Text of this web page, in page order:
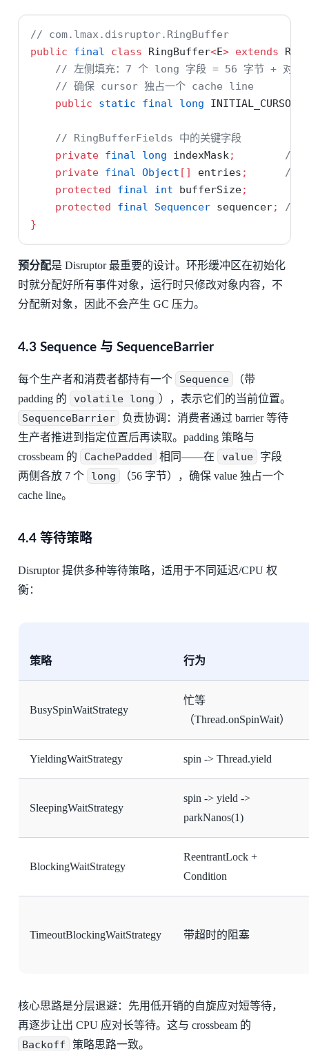
// com.lmax.disruptor.RingBuffer
public
final class RingBuffer<E> extends
// 左侧填充：7 个 long 字段 = 56 字节 + 对象
// 确保 cursor 独占一个 cache line
public
static final long
// RingBufferFields 中的关键字段
private final long indexMask;
//
private final Object [] entries ;
// 预
protected
final int bufferSize;
protected
final Sequencer sequencer;
//
}
预分配是 Disruptor 最重要的设计。环形缓冲区在初始化
时就分配好所有事件对象，运行时只修改对象内容，不
分配新对象，因此不会产生 GC 压力。
4.3 Sequence 与 SequenceBarrier
每个生产者和消费者都持有一个 Sequence
（带
padding 的
volatile long ），表示它们的当前位置。
SequenceBarrier
负责协调：消费者通过 barrier 等待
生产者推进到指定位置后再读取。padding 策略与
crossbeam 的
CachePadded 相同——在 value
字段
两侧各放 7 个
long
（56 字节），确保 value 独占一个
cache line。
4.4 等待策略
Disruptor 提供多种等待策略，适用于不同延迟/CPU 权
衡：
策略 行为
BusySpinWaitStrategy
忙等
（Thread.onSpinWait）
YieldingWaitStrategy spin -> Thread.yield
SleepingWaitStrategy
spin -> yield ->
parkNanos(1)
BlockingWaitStrategy
ReentrantLock +
Condition
TimeoutBlockingWaitStrategy 带超时的阻塞
核心思路是分层退避：先用低开销的自旋应对短等待，
再逐步让出 CPU 应对长等待。这与 crossbeam 的
Backoff 策略思路一致。